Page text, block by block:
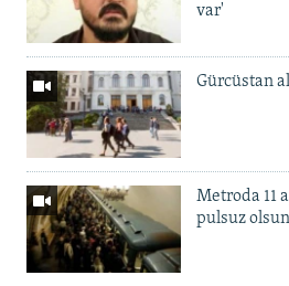
var'
Gürcüstan
Metroda 11
pulsuz